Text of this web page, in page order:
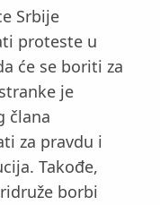
Srbije
proteste u
će se boriti za
je
člana
za pravdu i
Takođe,
borbi